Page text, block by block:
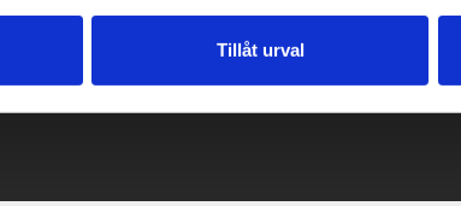
Tillåt urval